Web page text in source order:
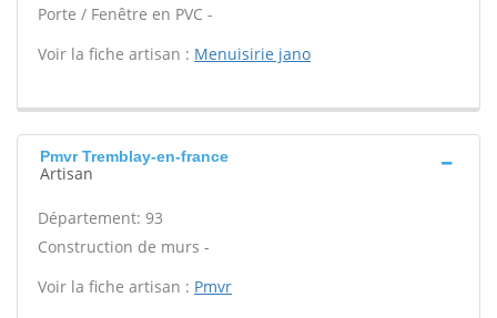
Porte / Fenêtre en PVC -
Voir la fiche artisan : Menuisirie jano
Pmvr Tremblay-en-france
Artisan
Département: 93
Construction de murs -
Voir la fiche artisan : Pmvr